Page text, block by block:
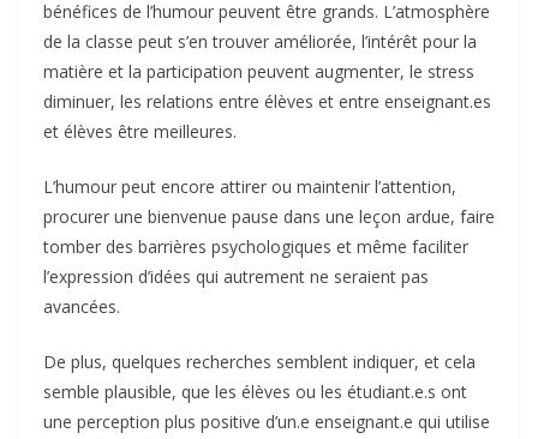
bénéfices de l’humour peuvent être grands. L’atmosphère
de la classe peut s’en trouver améliorée, l’intérêt pour la
matière et la participation peuvent augmenter, le stress
diminuer, les relations entre élèves et entre enseignant.es
et élèves être meilleures.
L’humour peut encore attirer ou maintenir l’attention,
procurer une bienvenue pause dans une leçon ardue, faire
tomber des barrières psychologiques et même faciliter
l’expression d’idées qui autrement ne seraient pas
avancées.
De plus, quelques recherches semblent indiquer, et cela
semble plausible, que les élèves ou les étudiant.e.s ont
une perception plus positive d’un.e enseignant.e qui utilise